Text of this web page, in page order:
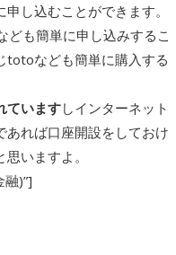
し込むことができます。
ども簡単に申し込みするこ
totoなども簡単に購入する
ていますしインターネット
あれば口座開設をしておけ
いますよ。
)”]